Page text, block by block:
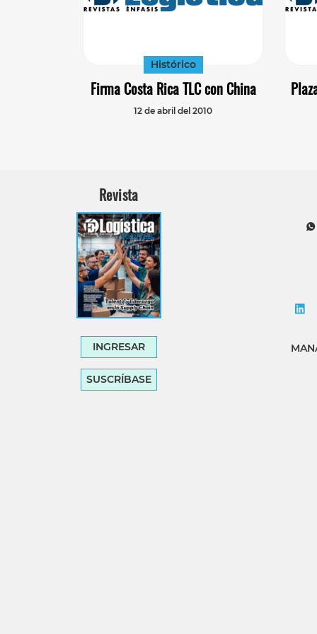
Histórico
Firma Costa Rica TLC con China
12 de abril del 2010
Revista
INGRESAR
SUSCRÍBASE